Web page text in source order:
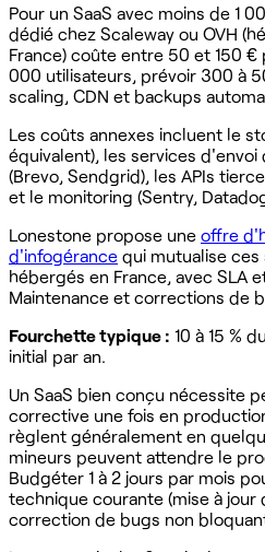
Pour un SaaS avec moins de 1
dédié chez Scaleway ou OVH
France) coûte entre 50 et 150 €
000 utilisateurs, prévoir 300 à
scaling, CDN et backups
Les coûts annexes incluent le
équivalent), les services
(Brevo, Sendgrid), les APIs
et le monitoring (Sentry,
Lonestone propose une offre
d'infogérance qui mutualise ces
hébergés en France, avec SLA
Maintenance et corrections de
Fourchette typique : 10 à 15 %
initial par an.
Un SaaS bien conçu nécessite
corrective une fois en
règlent généralement en
mineurs peuvent attendre le
Budgéter 1 à 2 jours par mois
technique courante (mise à jour
correction de bugs non